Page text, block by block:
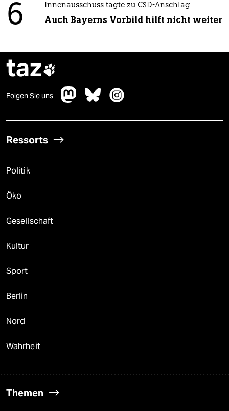
6 Innenausschuss tagte zu CSD-Anschlag
Auch Bayerns Vorbild hilft nicht weiter
taz
Folgen Sie uns
Ressorts
Politik
Öko
Gesellschaft
Kultur
Sport
Berlin
Nord
Wahrheit
Themen